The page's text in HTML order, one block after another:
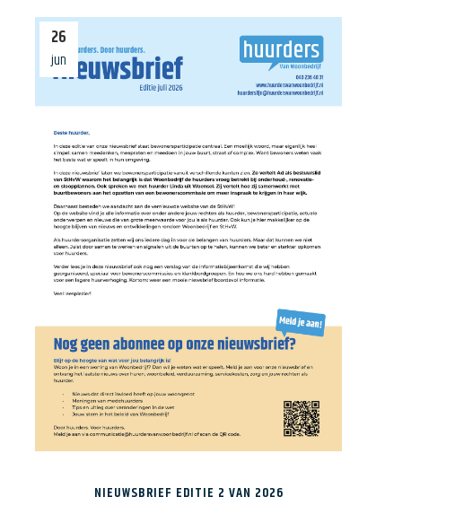
26
jun
NIEUWSBRIEF EDITIE 2 VAN 2026